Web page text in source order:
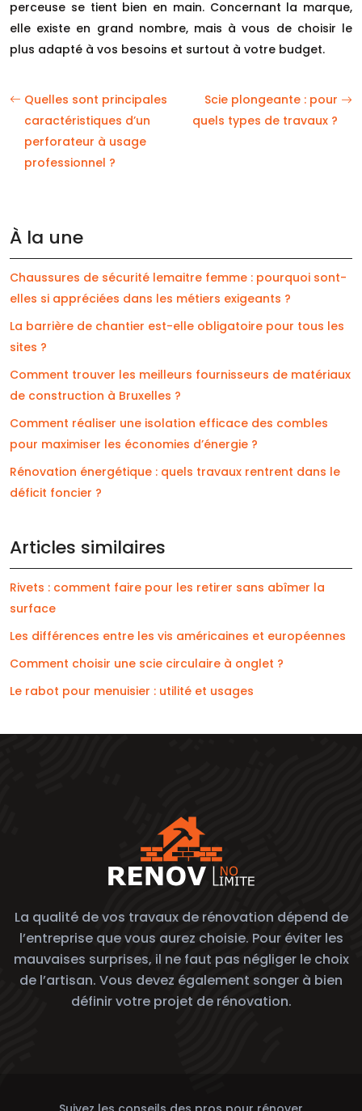
perceuse se tient bien en main. Concernant la marque,
elle existe en grand nombre, mais à vous de choisir le
plus adapté à vos besoins et surtout à votre budget.
Quelles sont principales
caractéristiques d’un
perforateur à usage
professionnel ?
Scie plongeante : pour
quels types de travaux ?
À la une
Chaussures de sécurité lemaitre femme : pourquoi sont-
elles si appréciées dans les métiers exigeants ?
La barrière de chantier est-elle obligatoire pour tous les
sites ?
Comment trouver les meilleurs fournisseurs de matériaux
de construction à Bruxelles ?
Comment réaliser une isolation efficace des combles
pour maximiser les économies d’énergie ?
Rénovation énergétique : quels travaux rentrent dans le
déficit foncier ?
Articles similaires
Rivets : comment faire pour les retirer sans abîmer la
surface
Les différences entre les vis américaines et européennes
Comment choisir une scie circulaire à onglet ?
Le rabot pour menuisier : utilité et usages
La qualité de vos travaux de rénovation dépend de
l’entreprise que vous aurez choisie. Pour éviter les
mauvaises surprises, il ne faut pas négliger le choix
de l’artisan. Vous devez également songer à bien
définir votre projet de rénovation.